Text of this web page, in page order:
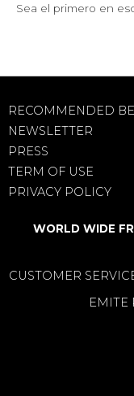
Sea el primero en
RECOMMENDED
NEWSLETTER
PRESS
TERM OF USE
PRIVACY POLICY
WORLD WIDE
CUSTOMER
EMITE